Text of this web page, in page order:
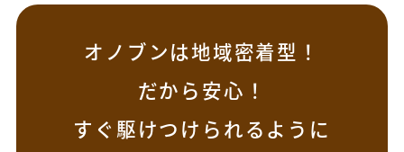
オノブンは地域密着型！
だから安心！
すぐ駆けつけられるように